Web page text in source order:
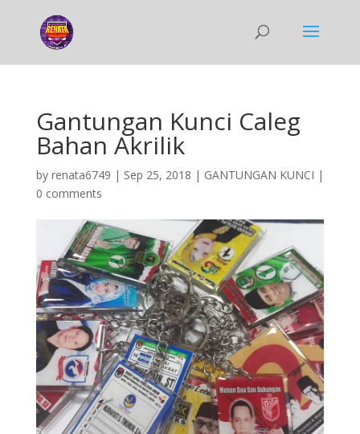
Gantungan Kunci Caleg
Bahan Akrilik
by renata6749 | Sep 25, 2018 | GANTUNGAN KUNCI |
0 comments